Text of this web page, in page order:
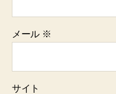
メール ※
サイト